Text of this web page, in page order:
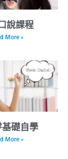
說課程
More »
礎自學
More »